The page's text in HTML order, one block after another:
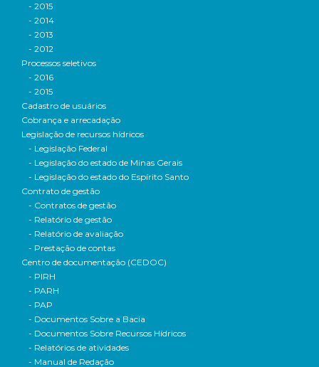
- 2015
- 2014
- 2013
- 2012
Processos seletivos
- 2016
- 2015
Cadastro de usuários
Cobrança e arrecadação
Legislação de recursos hídricos
- Legislação Federal
- Legislação do estado de Minas Gerais
- Legislação do estado do Espírito Santo
Contrato de gestão
- Contratos de gestão
- Relatório de gestão
- Relatório de avaliação
- Prestação de contas
Centro de documentação (CEDOC)
- PIRH
- PARH
- PAP
- Documentos Sobre a Bacia
- Documentos Sobre Recursos Hídricos
- Relatórios de atividades
- Manual de Redação